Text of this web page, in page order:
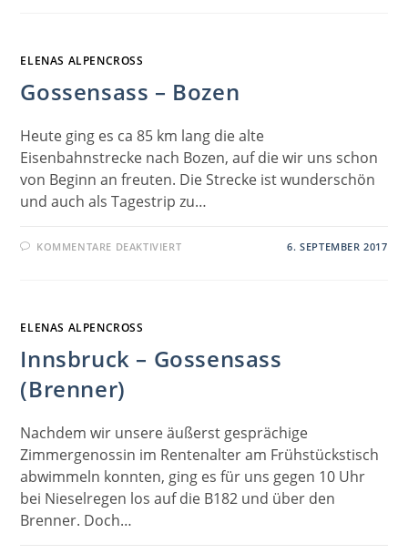
ELENAS ALPENCROSS
Gossensass – Bozen
Heute ging es ca 85 km lang die alte
Eisenbahnstrecke nach Bozen, auf die wir uns schon
von Beginn an freuten. Die Strecke ist wunderschön
und auch als Tagestrip zu…
KOMMENTARE DEAKTIVIERTFÜR 6. SEPTEMBER 2017
ELENAS ALPENCROSS
Innsbruck – Gossensass
(Brenner)
Nachdem wir unsere äußerst gesprächige
Zimmergenossin im Rentenalter am Frühstückstisch
abwimmeln konnten, ging es für uns gegen 10 Uhr
bei Nieselregen los auf die B182 und über den
Brenner. Doch…